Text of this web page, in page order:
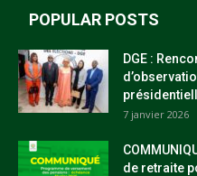
POPULAR POSTS
DGE :
7 janvier 2026
de retraite